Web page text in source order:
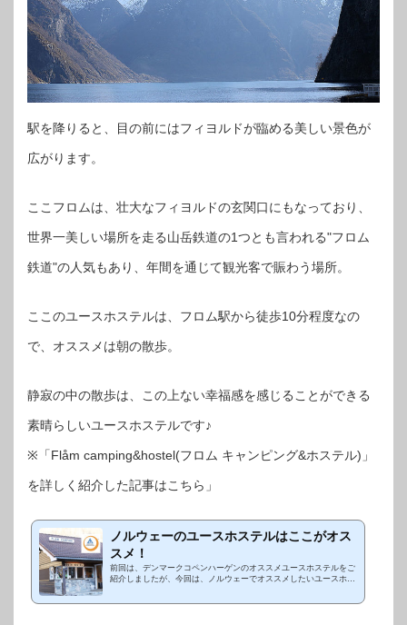
駅を降りると、目の前にはフィヨルドが臨める美しい景色が
広がります。
ここフロムは、壮大なフィヨルドの玄関口にもなっており、
世界一美しい場所を走る山岳鉄道の1つとも言われる"フロム
鉄道"の人気もあり、年間を通じて観光客で賑わう場所。
ここのユースホステルは、フロム駅から徒歩10分程度なの
で、オススメは朝の散歩。
静寂の中の散歩は、この上ない幸福感を感じることができる
素晴らしいユースホステルです♪
※「Flåm camping&hostel(フロム キャンピング&ホステル)」
を詳しく紹介した記事はこちら」
ノルウェーのユースホステルはここがオス
スメ！
前回は、デンマークコペンハーゲンのオススメユースホステルをご
紹介しましたが、今回は、ノルウェーでオススメしたいユースホス